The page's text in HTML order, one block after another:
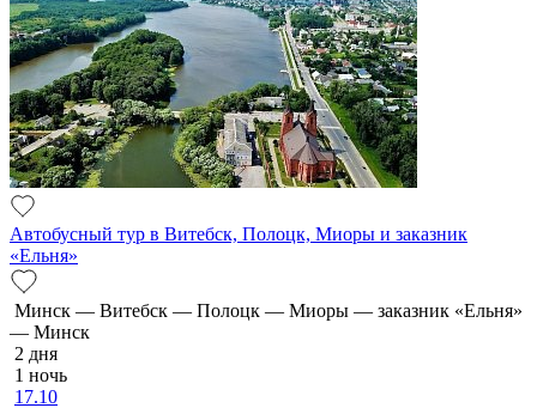
Автобусный тур в Витебск, Полоцк, Миоры и заказник
«Ельня»
Минск — Витебск — Полоцк — Миоры — заказник «Ельня»
— Минск
2 дня
1 ночь
17.10